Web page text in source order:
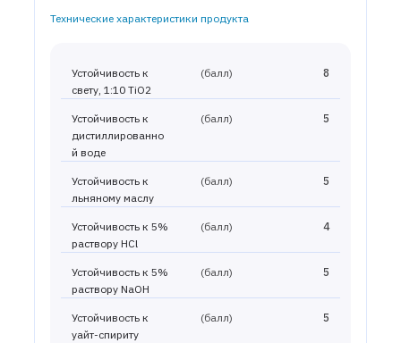
Технические характеристики продукта
Устойчивость к
свету, 1:10 TiO2
(балл) 8
Устойчивость к
дистиллированно
й воде
(балл) 5
Устойчивость к
льняному маслу
(балл) 5
Устойчивость к 5%
раствору HCl
(балл) 4
Устойчивость к 5%
раствору NaOH
(балл) 5
Устойчивость к
уайт-спириту
(балл) 5